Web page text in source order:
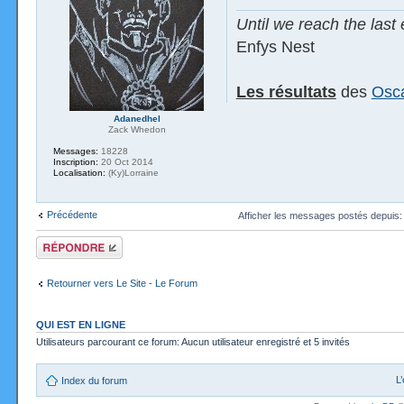
Until we reach the last
Enfys Nest
Les résultatsdes
Adanedhel
Zack Whedon
Messages: 18228
Inscription: 20 Oct 2014
Localisation: (Ky)Lorraine
Précédente Afficher les messages postés depuis:
Répondre
Retourner vers Le Site - Le Forum
QUI EST EN LIGNE
Utilisateurs parcourant ce forum: Aucun utilisateur enregistré et 5 invités
Index du forum